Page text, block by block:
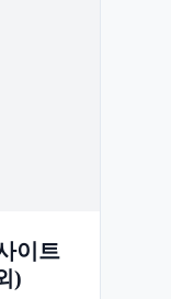
이트
)